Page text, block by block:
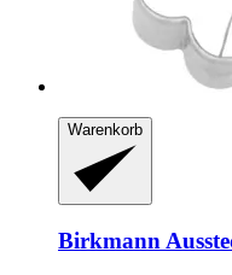
Warenkorb
Birkmann